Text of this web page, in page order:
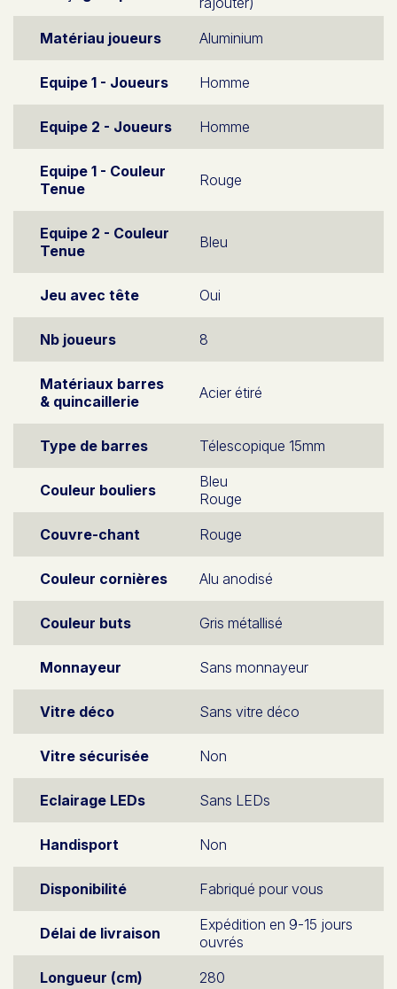
Matériau joueurs
Aluminium
Equipe 1 - Joueurs Homme
Equipe 2 - Joueurs Homme
Equipe 1 - Couleur
Tenue
Rouge
Equipe 2 - Couleur
Tenue
Bleu
Jeu avec tête Oui
Nb joueurs 8
Matériaux barres
& quincaillerie
Acier étiré
Type de barres Télescopique 15mm
Couleur bouliers
Bleu
Rouge
Couvre-chant
Rouge
Couleur cornières Alu anodisé
Couleur buts Gris métallisé
Monnayeur Sans monnayeur
Vitre déco Sans vitre déco
Vitre sécurisée Non
Eclairage LEDs Sans LEDs
Handisport Non
Disponibilité Fabriqué pour vous
Délai de livraison
Expédition en 9-15 jours
ouvrés
Longueur (cm)
280